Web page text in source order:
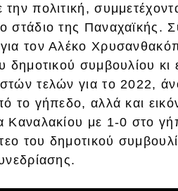
πολιτική,
στάδιο της Παναχαϊκής.
τον Αλέκο
δημοτικού συμβουλίου
τελών για το 2022,
το γήπεδο, αλλά και
Καναλακίου με 1-0 στο
του δημοτικού